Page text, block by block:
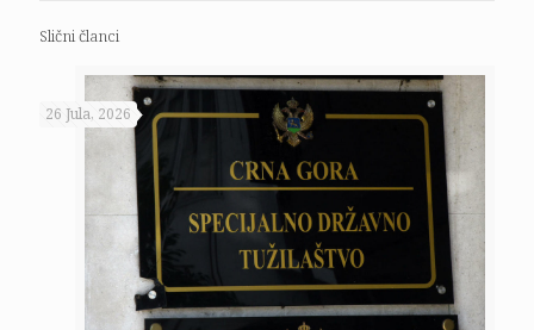
Slični članci
26 Jula, 2026